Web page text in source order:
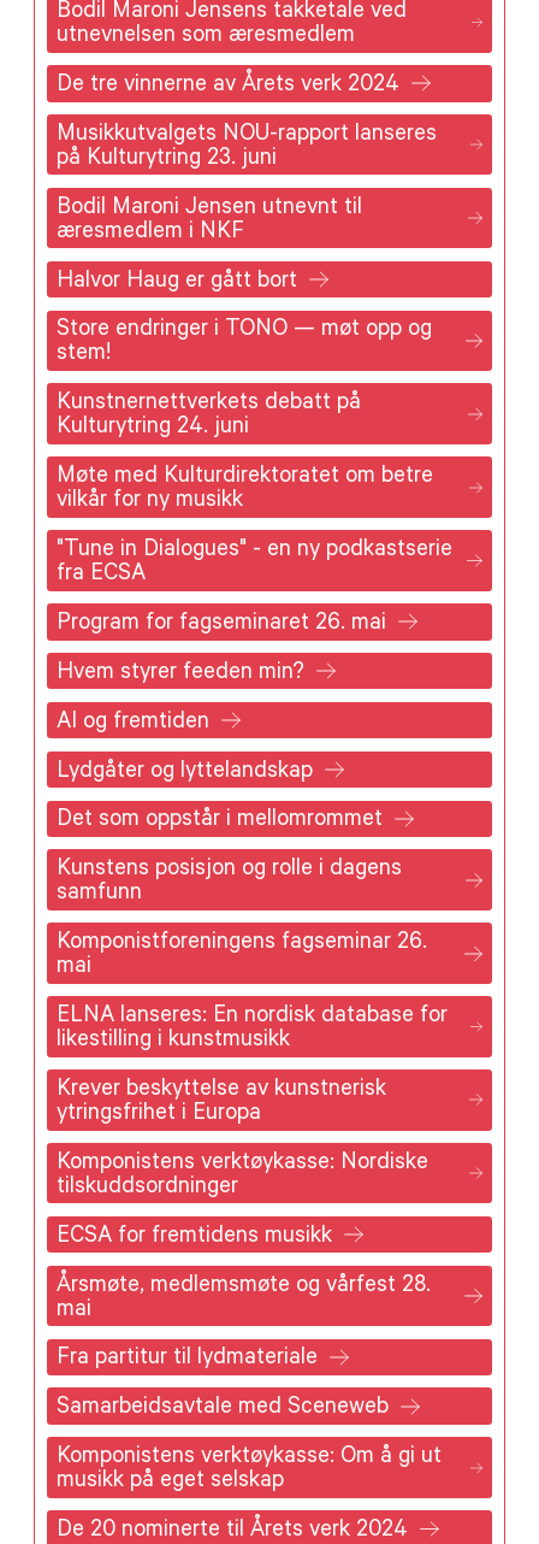
Bodil Maroni Jensens takketale ved
utnevnelsen som æresmedlem
De tre vinnerne av Årets verk 2024
Musikkutvalgets NOU-rapport lanseres
på Kulturytring 23. juni
Bodil Maroni Jensen utnevnt til
æresmedlem i NKF
Halvor Haug er gått bort
Store endringer i TONO — møt opp og
stem!
Kunstnernettverkets debatt på
Kulturytring 24. juni
Møte med Kulturdirektoratet om betre
vilkår for ny musikk
"Tune in Dialogues" - en ny podkastserie
fra ECSA
Program for fagseminaret 26. mai
Hvem styrer feeden min?
AI og fremtiden
Lydgåter og lyttelandskap
Det som oppstår i mellomrommet
Kunstens posisjon og rolle i dagens
samfunn
Komponistforeningens fagseminar 26.
mai
ELNA lanseres: En nordisk database for
likestilling i kunstmusikk
Krever beskyttelse av kunstnerisk
ytringsfrihet i Europa
Komponistens verktøykasse: Nordiske
tilskuddsordninger
ECSA for fremtidens musikk
Årsmøte, medlemsmøte og vårfest 28.
mai
Fra partitur til lydmateriale
Samarbeidsavtale med Sceneweb
Komponistens verktøykasse: Om å gi ut
musikk på eget selskap
De 20 nominerte til Årets verk 2024